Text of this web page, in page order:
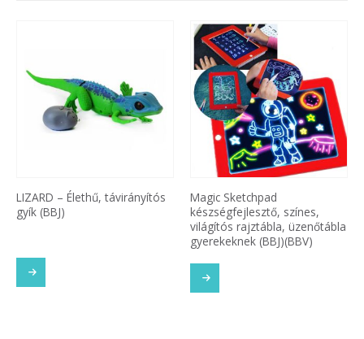
LIZARD – Élethű, távirányítós
gyík (BBJ)
Magic Sketchpad
készségfejlesztő, színes,
világítós rajztábla, üzenőtábla
gyerekeknek (BBJ)(BBV)